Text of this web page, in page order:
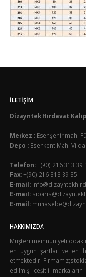
İLETIŞIM
Dizayntek Hırdavat
Merkez : Esenşehir mah.
Depo : Esenkent Mah.
Telefon:+(90) 216 313 39
Fax:+(90) 216 313 39 35
E-mail:
E-mail:
E-mail:
HAKKIMIZDA
Müşteri memnuniyeti
en uygun şartlar ve en
etmektedir.
edilmiş çeşitli